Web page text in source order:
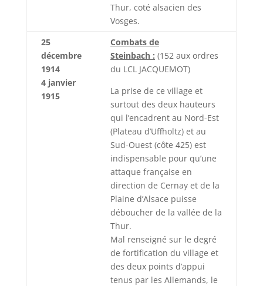
Thur, coté alsacien des
Vosges.
25
décembre
1914
4 janvier
1915
Combats de
Steinbach : (152 aux ordres
du LCL JACQUEMOT)
La prise de ce village et
surtout des deux hauteurs
qui l’encadrent au Nord-Est
(Plateau d’Uffholtz) et au
Sud-Ouest (côte 425) est
indispensable pour qu’une
attaque française en
direction de Cernay et de la
Plaine d’Alsace puisse
déboucher de la vallée de la
Thur.
Mal renseigné sur le degré
de fortification du village et
des deux points d’appui
tenus par les Allemands, le